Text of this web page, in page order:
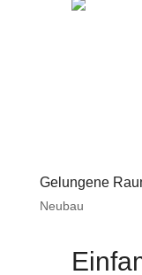
Gelungene
Neubau